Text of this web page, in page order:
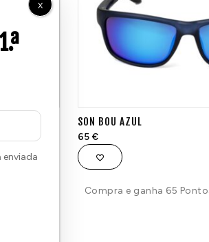
SON BOU AZUL
65€
Compra e ganha 65
enviada
X